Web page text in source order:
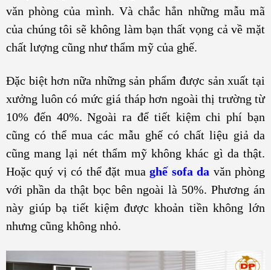
văn phòng của mình. Và chắc hẳn những mẫu mã
của chúng tôi sẽ không làm bạn thất vọng cả về mặt
chất lượng cũng như thẩm mỹ của ghế.
Đặc biệt hơn nữa những sản phẩm được sản xuất tại
xưởng luôn có mức giá tháp hơn ngoài thị trường từ
10% đến 40%. Ngoài ra để tiết kiệm chi phí bạn
cũng có thể mua các mẫu ghế có chất liệu giả da
cũng mang lại nét thẩm mỹ không khác gì da thật.
Hoặc quý vị có thể đặt mua ghế sofa da văn phòng
với phần da thật bọc bên ngoài là 50%. Phương án
này giúp bạ tiết kiệm được khoản tiền không lớn
nhưng cũng không nhỏ.